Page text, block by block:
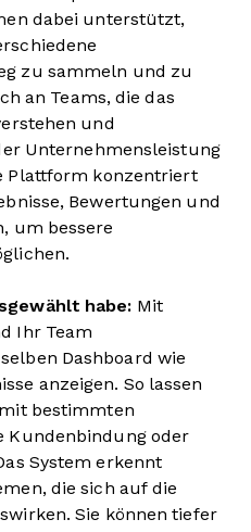
dabei unterstützt,
zu sammeln und zu
an Teams, die das
und
Unternehmensleistung
Plattform konzentriert
Bewertungen und
um bessere
habe: Mit
Ihr Team
Dashboard wie
anzeigen. So lassen
bestimmten
Kundenbindung oder
System erkennt
die sich auf die
Sie können tiefer